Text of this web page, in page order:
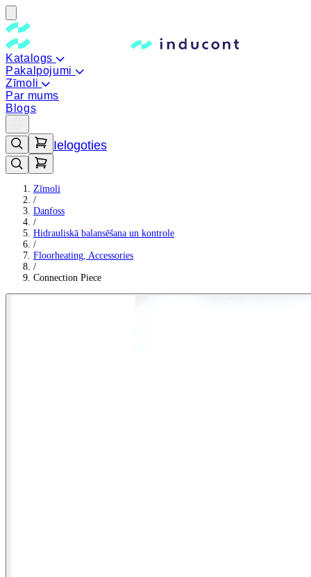
Katalogs
Pakalpojumi
Zīmoli
Par mums
Blogs
Ielogoties
Zīmoli
/
Danfoss
/
Hidrauliskā balansēšana un kontrole
/
Floorheating, Accessories
/
Connection Piece